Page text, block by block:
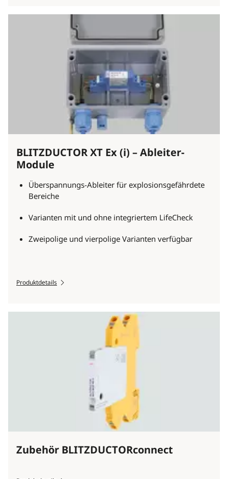
BLITZDUCTOR XT Ex (i) – Ableiter-
Module
Überspannungs-Ableiter für explosionsgefährdete
Bereiche
Varianten mit und ohne integriertem LifeCheck
Zweipolige und vierpolige Varianten verfügbar
Produktdetails
Zubehör BLITZDUCTORconnect